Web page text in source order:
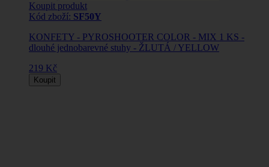
Koupit produkt
Kód zboží: SF50Y
KONFETY - PYROSHOOTER COLOR - MIX 1 KS -
dlouhé jednobarevné stuhy - ŽLUTÁ / YELLOW
219 Kč
Koupit